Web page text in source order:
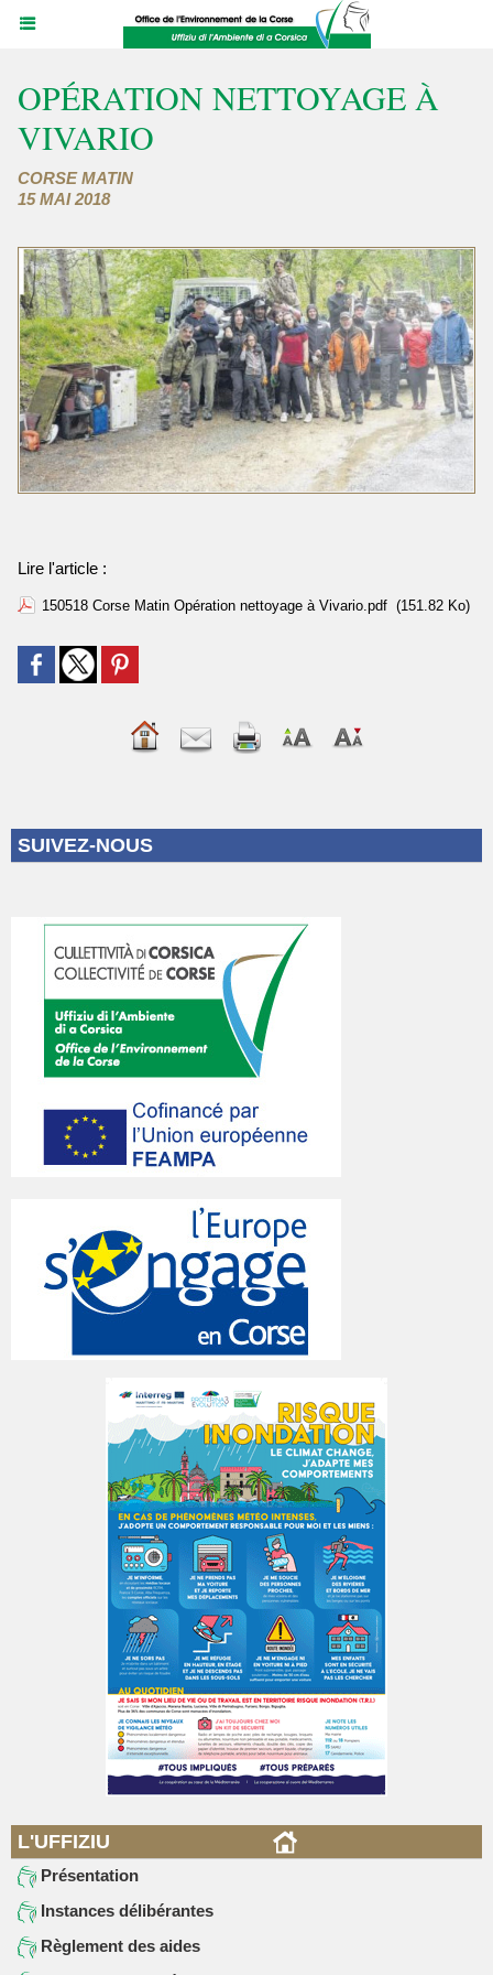
OPÉRATION NETTOYAGE À
VIVARIO
CORSE MATIN
15 MAI 2018
Lire l'article :
150518 Corse Matin Opération nettoyage à Vivario.pdf (151.82 Ko)
SUIVEZ-NOUS
L'UFFIZIU
Présentation
Instances délibérantes
Règlement des aides